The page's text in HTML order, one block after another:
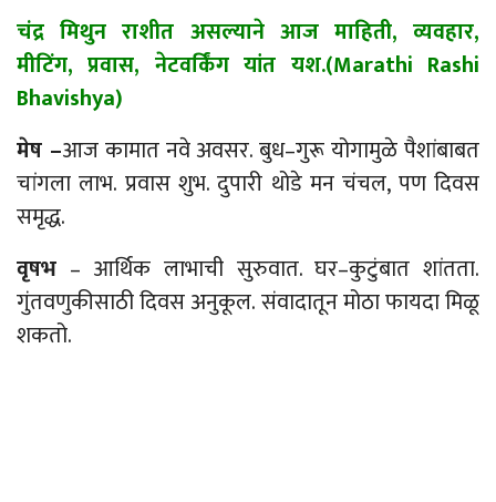
चंद्र मिथुन राशीत असल्याने आज माहिती, व्यवहार,
मीटिंग, प्रवास, नेटवर्किंग यांत यश.(Marathi Rashi
Bhavishya)
मेष –आज कामात नवे अवसर. बुध–गुरूयोगामुळेपैशांबाबत
चांगला लाभ. प्रवास शुभ. दुपारी थोडे मन चंचल, पण दिवस
समृद्ध.
वृषभ – आर्थिक लाभाची सुरुवात. घर–कुटुंबात शांतता.
गुंतवणुकीसाठी दिवस अनुकूल. संवादातून मोठा फायदा मिळू
शकतो.